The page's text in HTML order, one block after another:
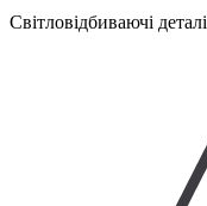
Світловідбиваючі деталі